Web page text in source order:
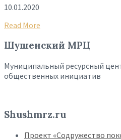
10.01.2020
Read More
Шушенский МРЦ
Муниципальный ресурсный
общественных инициатив
Shushmrz.ru
Проект «Содружество